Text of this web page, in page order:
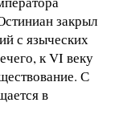
закрыл
с языческих
к VI веку
С
в